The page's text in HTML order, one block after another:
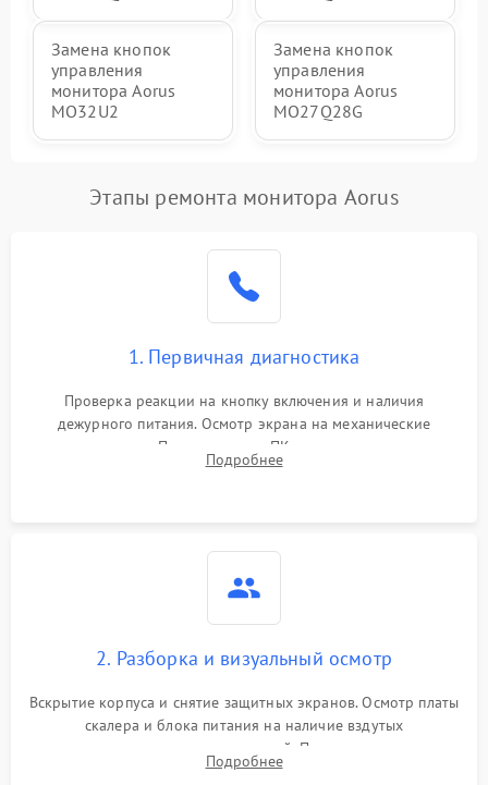
Замена кнопок
управления
монитора Aorus
MO32U2
Замена кнопок
управления
монитора Aorus
MO27Q28G
Этапы ремонта монитора Aorus
1. Первичная диагностика
Проверка реакции на кнопку включения и наличия
дежурного питания. Осмотр экрана на механические
повреждения. Подключение к ПК для оценки вывода
изображения, работы подсветки и выявления артефактов на
Подробнее
2. Разборка и визуальный осмотр
Вскрытие корпуса и снятие защитных экранов. Осмотр платы
скалера и блока питания на наличие вздутых
конденсаторов, прогаров, окислений. Проверка надежности
контактов и целостности шлейфов матрицы.
Подробнее